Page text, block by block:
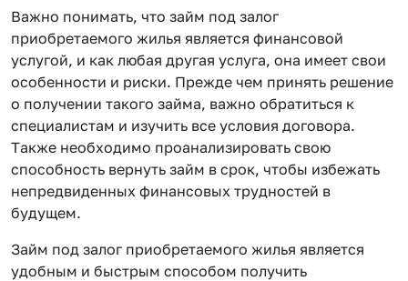
Важно понимать, что займ под залог
приобретаемого жилья является финансовой
услугой, и как любая другая услуга, она имеет свои
особенности и риски. Прежде чем принять решение
о получении такого займа, важно обратиться к
специалистам и изучить все условия договора.
Также необходимо проанализировать свою
способность вернуть займ в срок, чтобы избежать
непредвиденных финансовых трудностей в
будущем.
Займ под залог приобретаемого жилья является
удобным и быстрым способом получить